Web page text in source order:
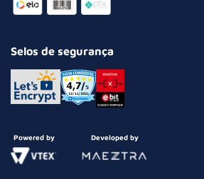
Selos de segurança
Powered by Developed by